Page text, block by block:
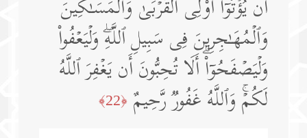
أَن یُؤۡتُوۤا۟ أُو۟لِی ٱلۡقُرۡبَىٰ وَٱلۡمَسَـٰكِینَ
وَٱلۡمُهَـٰجِرِینَ فِی سَبِیلِ ٱللَّهِۖ وَلۡیَعۡفُوا۟
وَلۡیَصۡفَحُوۤا۟ۗ أَلَا تُحِبُّونَ أَن یَغۡفِرَ ٱللَّهُ
لَكُمۡۚ وَٱللَّهُ غَفُورࣱ رَّحِیمٌ ﴿22﴾